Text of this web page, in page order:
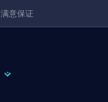
满意保证